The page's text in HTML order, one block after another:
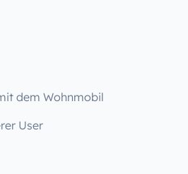
dem Wohnmobil
User